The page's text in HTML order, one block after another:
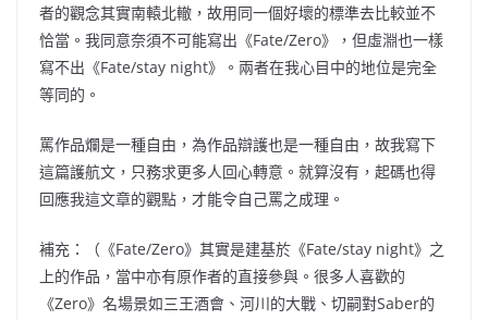
者的觀念其實南轅北轍，故用同一個好壞的標準去比較並不
恰當。我同意奈須不可能寫出《Fate/Zero》，但虛淵也一樣
寫不出《Fate/stay night》。兩者在我心目中的地位是完全
等同的。
罵作品爛是一種自由，為作品辯護也是一種自由，故我寫下
這篇護航文，只務求更多人回心轉意。就算沒有，起碼也得
回應我這文章的觀點，才能令自己罵之成理。
補充：（《Fate/Zero》其實是建基於《Fate/stay night》之
上的作品，當中亦有原作者的直接參與。很多人喜歡的
《Zero》名場景如三王酒會、河川的大戰、切嗣對Saber的